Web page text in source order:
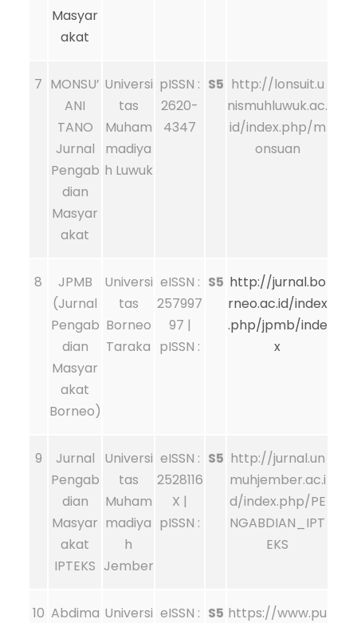
Masyar
akat
7 MONSU’
ANI
TANO
Jurnal
Pengab
dian
Masyar
akat
Universi
tas
Muham
madiya
h Luwuk
pISSN :
2620-
4347
S5 http://lonsuit.u
nismuhluwuk.ac.
id/index.php/m
onsuan
8
JPMB
(Jurnal
Pengab
dian
Masyar
akat
Borneo)
Universi
tas
Borneo
Taraka
eISSN :
257997
97 |
pISSN :
S5 http://jurnal.bo
rneo.ac.id/index
.php/jpmb/inde
x
9
Jurnal
Pengab
dian
Masyar
akat
IPTEKS
Universi
tas
Muham
madiya
h
Jember
eISSN :
2528116
X |
pISSN :
S5 http://jurnal.un
muhjember.ac.i
d/index.php/PE
NGABDIAN_IPT
EKS
10 Abdima Universi eISSN : S5 https://www.pu